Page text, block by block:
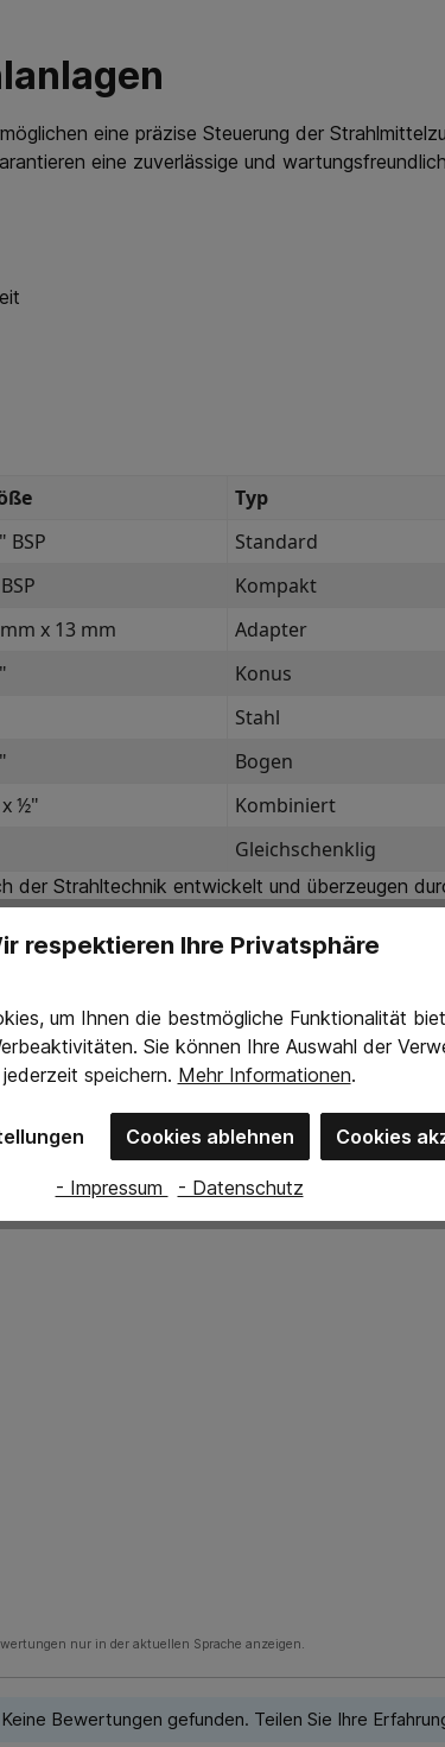
eine präzise Steuerung der
eine zuverlässige und
Typ
BSP Standard
Kompakt
x 13 mm Adapter
Konus
Stahl
Bogen
½" Kombiniert
Gleichschenklig
der Strahltechnik entwickelt und überzeugen
nur in der aktuellen Sprache anzeigen.
Keine Bewertungen gefunden. Teilen Sie Ihre
respektieren Ihre Privatsphäre
um Ihnen die bestmögliche Funktionalität
Sie können Ihre Auswahl der
jederzeit speichern. Mehr Informationen.
Cookies ablehnen Cookies
- Impressum - Datenschutz